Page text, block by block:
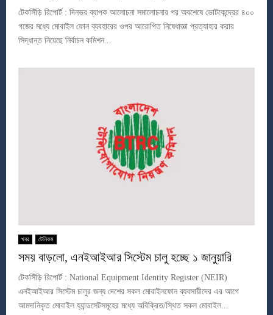
টেকসিঁড়ি রিপোর্ট : দিনভর ব্যাপক আলোচনা সমালোচনার পর অবশেষে ভোটকেন্দ্রের ৪০০
গজের মধ্যে মোবাইল ফোন ব্যবহারের ওপর আরোপিত নিষেধাজ্ঞা প্রত্যাহার করার
সিদ্ধান্ত নিয়েছে নির্বাচন কমিশন...
খবর টেলিকম
সময় বাড়লো, এনইআইআর সিস্টেম চালু হচ্ছে ১ জানুয়ারি
টেকসিঁড়ি রিপোর্ট : National Equipment Identity Register (NEIR)
এনইআইআর সিস্টেম চালুর জন্য দেশের সকল মোবাইলফোন ব্যবসায়ীদের এর আগে
আমদানিকৃত মোবাইল হ্যান্ডসেটসমূহের মধ্যে অবিক্রিত/স্থিত সকল মোবাইল...